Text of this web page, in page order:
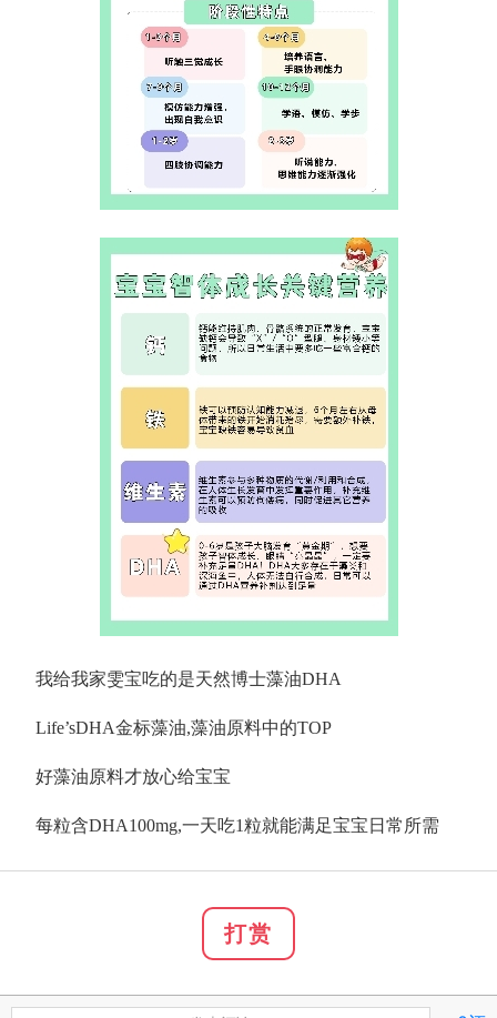
我给我家雯宝吃的是天然博士藻油DHA
Life’sDHA金标藻油,藻油原料中的TOP
好藻油原料才放心给宝宝
每粒含DHA100mg,一天吃1粒就能满足宝宝日常所需
打赏